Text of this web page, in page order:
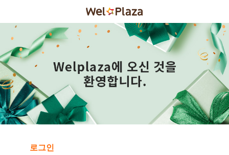
로그인